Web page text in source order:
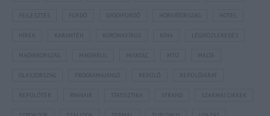
FEJLESZTÉS HORVÁTORSZÁG HOTEL
KARANTÉN LÉGIKÖZLEKEDÉS
MAGYARORSZÁG MTÜ MÁLTA
OLASZORSZÁG REPÜLŐJÁRAT
REPÜLŐTÉR STATISZTIKA STRAND SZAKMAI CIKKEK